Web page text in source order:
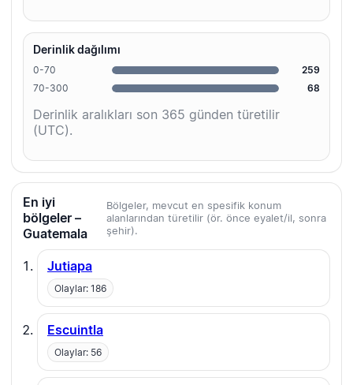
Derinlik dağılımı
0-70
259
70-300
68
Derinlik aralıkları son 365 günden türetilir
(UTC).
En iyi
bölgeler –
Guatemala
Bölgeler, mevcut en spesifik konum
alanlarından türetilir (ör. önce eyalet/il, sonra
şehir).
Jutiapa
Olaylar: 186
Escuintla
Olaylar: 56